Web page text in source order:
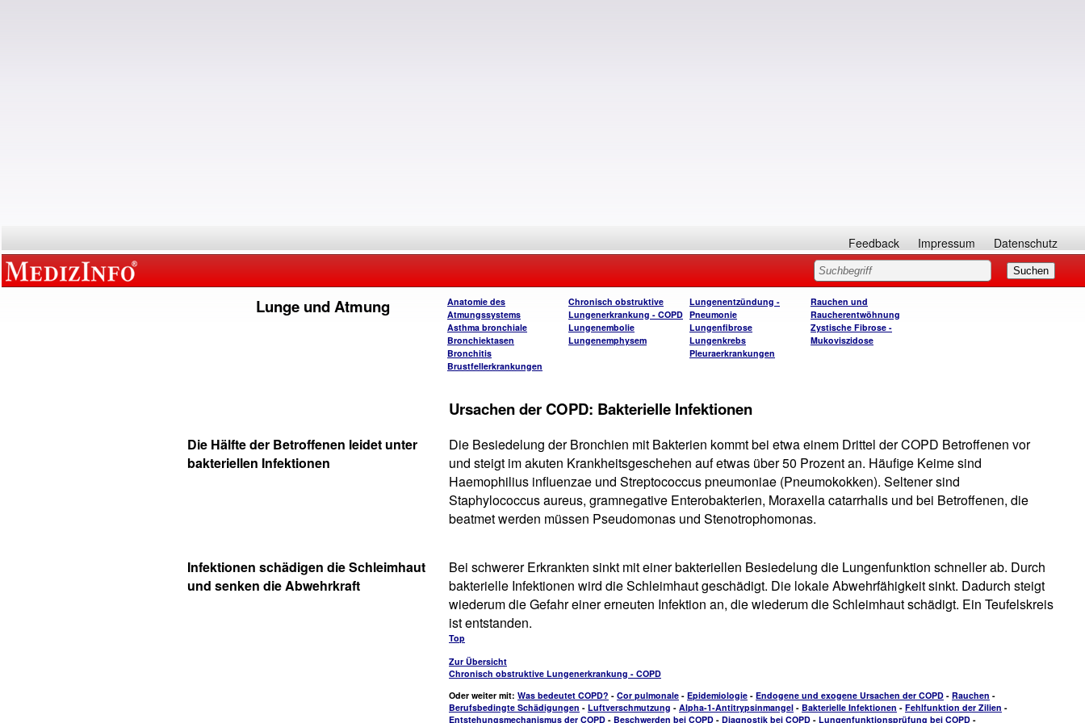
Feedback Impressum Datenschutz
Lunge und Atmung
Anatomie des
Atmungssystems
Asthma bronchiale
Bronchiektasen
Bronchitis
Brustfellerkrankungen
Chronisch obstruktive
Lungenerkrankung - COPD
Lungenembolie
Lungenemphysem
Lungenentzündung -
Pneumonie
Lungenfibrose
Lungenkrebs
Pleuraerkrankungen
Rauchen und
Raucherentwöhnung
Zystische Fibrose -
Mukoviszidose
Ursachen der COPD: Bakterielle Infektionen
Die Hälfte der Betroffenen leidet unter
bakteriellen Infektionen
Die Besiedelung der Bronchien mit Bakterien kommt bei etwa einem Drittel der COPD Betroffenen vor
und steigt im akuten Krankheitsgeschehen auf etwas über 50 Prozent an. Häufige Keime sind
Haemophilius influenzae und Streptococcus pneumoniae (Pneumokokken). Seltener sind
Staphylococcus aureus, gramnegative Enterobakterien, Moraxella catarrhalis und bei Betroffenen, die
beatmet werden müssen Pseudomonas und Stenotrophomonas.
Infektionen schädigen die Schleimhaut
und senken die Abwehrkraft
Bei schwerer Erkrankten sinkt mit einer bakteriellen Besiedelung die Lungenfunktion schneller ab. Durch
bakterielle Infektionen wird die Schleimhaut geschädigt. Die lokale Abwehrfähigkeit sinkt. Dadurch steigt
wiederum die Gefahr einer erneuten Infektion an, die wiederum die Schleimhaut schädigt. Ein Teufelskreis
ist entstanden.
Top
Zur Übersicht
Chronisch obstruktive Lungenerkrankung - COPD
Oder weiter mit: Was bedeutet COPD? - Cor pulmonale - Epidemiologie - Endogene und exogene Ursachen der COPD - Rauchen -
Berufsbedingte Schädigungen - Luftverschmutzung - Alpha-1-Antitrypsinmangel - Bakterielle Infektionen - Fehlfunktion der Zilien -
Entstehungsmechanismus der COPD - Beschwerden bei COPD - Diagnostik bei COPD - Lungenfunktionsprüfung bei COPD -